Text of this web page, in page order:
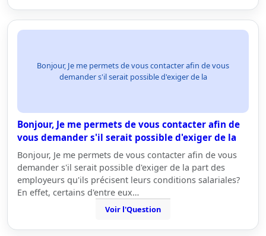
Bonjour, Je me permets de vous contacter afin de vous
demander s'il serait possible d'exiger de la
Bonjour, Je me permets de vous contacter afin de
vous demander s'il serait possible d'exiger de la
Bonjour, Je me permets de vous contacter afin de vous
demander s'il serait possible d'exiger de la part des
employeurs qu'ils précisent leurs conditions salariales?
En effet, certains d'entre eux…
Voir l'Question